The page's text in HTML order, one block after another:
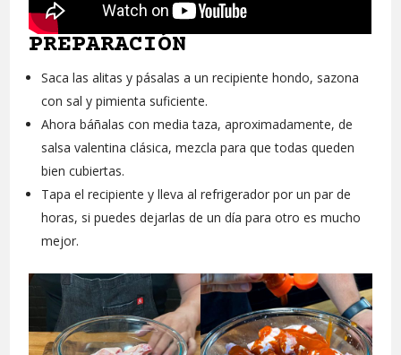
PREPARACIÓN
Saca las alitas y pásalas a un recipiente hondo, sazona
con sal y pimienta suficiente.
Ahora báñalas con media taza, aproximadamente, de
salsa valentina clásica, mezcla para que todas queden
bien cubiertas.
Tapa el recipiente y lleva al refrigerador por un par de
horas, si puedes dejarlas de un día para otro es mucho
mejor.